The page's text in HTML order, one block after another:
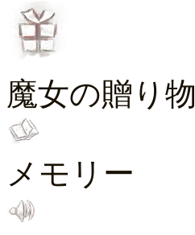
魔女の贈り物
メモリー